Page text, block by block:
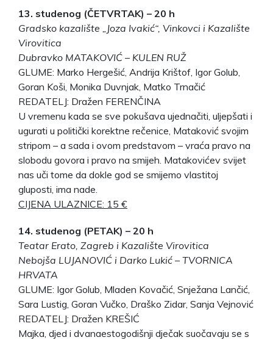
13. studenog (ČETVRTAK) – 20 h
Gradsko kazalište „Joza Ivakić“, Vinkovci i Kazalište
Virovitica
Dubravko MATAKOVIĆ – KULEN RUŽ
GLUME: Marko Hergešić, Andrija Krištof, Igor Golub,
Goran Koši, Monika Duvnjak, Matko Trnačić
REDATELJ: Dražen FERENČINA
U vremenu kada se sve pokušava ujednačiti, uljepšati i
ugurati u politički korektne rečenice, Mataković svojim
stripom – a sada i ovom predstavom – vraća pravo na
slobodu govora i pravo na smijeh. Matakovićev svijet
nas uči tome da dokle god se smijemo vlastitoj
gluposti, ima nade.
CIJENA ULAZNICE: 15 €
14. studenog (PETAK) – 20 h
Teatar Erato, Zagreb i Kazalište Virovitica
Nebojša LUJANOVIĆ i Darko Lukić – TVORNICA
HRVATA
GLUME: Igor Golub, Mladen Kovačić, Snježana Lančić,
Sara Lustig, Goran Vučko, Draško Zidar, Sanja Vejnović
REDATELJ: Dražen KREŠIĆ
Majka, djed i dvanaestogodišnji dječak suočavaju se s